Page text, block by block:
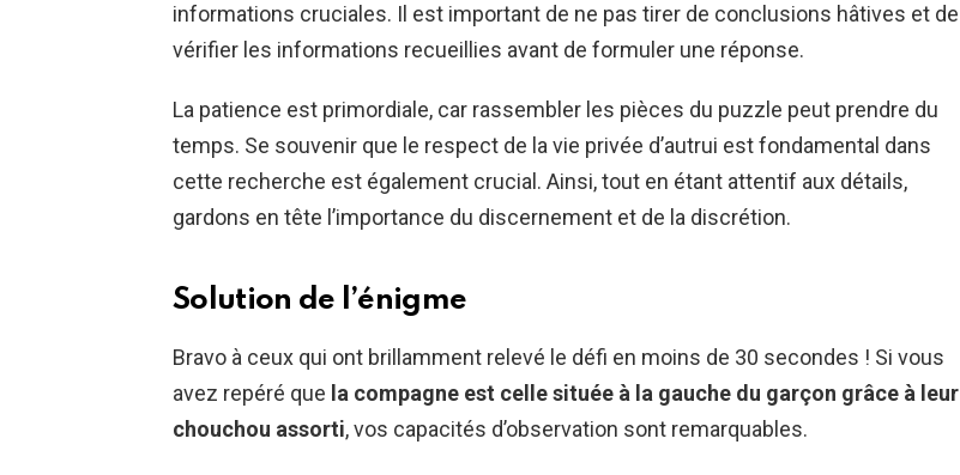
informations cruciales. Il est important de ne pas tirer de conclusions hâtives et de
vérifier les informations recueillies avant de formuler une réponse.
La patience est primordiale, car rassembler les pièces du puzzle peut prendre du
temps. Se souvenir que le respect de la vie privée d’autrui est fondamental dans
cette recherche est également crucial. Ainsi, tout en étant attentif aux détails,
gardons en tête l’importance du discernement et de la discrétion.
Solution de l’énigme
Bravo à ceux qui ont brillamment relevé le défi en moins de 30 secondes ! Si vous
avez repéré que la compagne est celle située à la gauche du garçon grâce à leur
chouchou assorti, vos capacités d’observation sont remarquables.